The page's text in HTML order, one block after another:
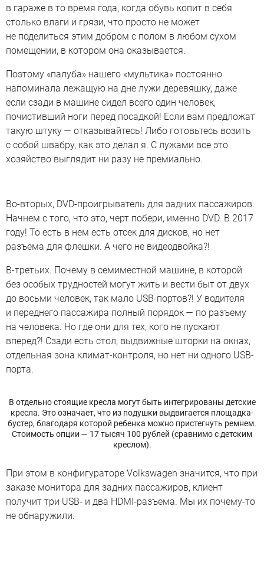
в гараже в то время года, когда обувь копит в себя
столько влаги и грязи, что просто не может
не поделиться этим добром с полом в любом сухом
помещении, в котором она оказывается.
Поэтому «палуба» нашего «мультика» постоянно
напоминала лежащую на дне лужи деревяшку, даже
если сзади в машине сидел всего один человек,
почистивший ноги перед посадкой! Если вам предложат
такую штуку — отказывайтесь! Либо готовьтесь возить
с собой швабру, как это делал я. С лужами все это
хозяйство выглядит ни разу не премиально.
Во-вторых, DVD-проигрыватель для задних пассажиров.
Начнем с того, что это, черт побери, именно DVD. В 2017
году! То есть в нем есть отсек для дисков, но нет
разъема для флешки. А чего не видеодвойка?!
В-третьих. Почему в семиместной машине, в которой
без особых трудностей могут жить и вести быт от двух
до восьми человек, так мало USB-портов?! У водителя
и переднего пассажира полный порядок — по разъему
на человека. Но где они для тех, кого не пускают
вперед?! Сзади есть стол, выдвижные шторки на окнах,
отдельная зона климат-контроля, но нет ни одного USB-
порта.
В отдельно стоящие кресла могут быть интегрированы детские
кресла. Это означает, что из подушки выдвигается площадка-
бустер, благодаря которой ребенка можно пристегнуть ремнем.
Стоимость опции — 17 тысяч 100 рублей (сравнимо с детским
креслом).
При этом в конфигураторе Volkswagen значится, что при
заказе монитора для задних пассажиров, клиент
получит три USB- и два HDMI-разъема. Мы их почему-то
не обнаружили.